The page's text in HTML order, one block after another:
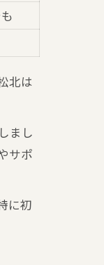
北は
まし
サポ
に初